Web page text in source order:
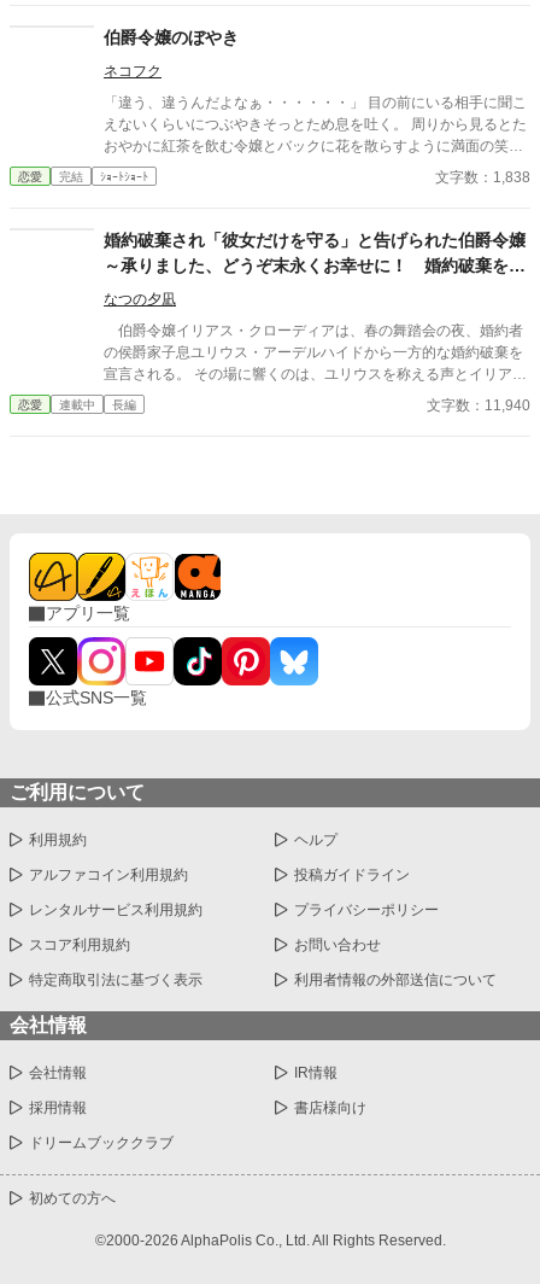
るんですけど。どうしてこうなった。 そんな中とうとうヒロイン
編・番外編完結。小話待ち。
伯爵令嬢のぼやき
ネコフク
「違う、違うんだよなぁ・・・・・・」 目の前にいる相手に聞こ
えないくらいにつぶやきそっとため息を吐く。 周りから見るとた
おやかに紅茶を飲む令嬢とバックに花を散らすように満面の笑み
を浮かべる令息の光景が広がっているが、令嬢の心の中
は・・・・・・ 令嬢が過去に言った言葉が上手く伝わらなかった
恋愛 完結 ｼｮｰﾄｼｮｰﾄ 文字数：1,838
婚約破棄され「彼女だけを守る」と告げられた伯爵令嬢
～承りました、どうぞ末永くお幸せに！ 婚約破棄を止
める？ いえ、お断りいたします！
なつの夕凪
伯爵令嬢イリアス・クローディアは、春の舞踏会の夜、婚約者
の侯爵家子息ユリウス・アーデルハイドから一方的な婚約破棄を
宣言される。 その場に響くのは、ユリウスを称える声とイリアス
を非難する怒号──陰で囁かれる嘘があった。 だが、イリアスは
微笑を崩さず、静かに空気を支配し、したたかな反撃を開始す
恋愛 連載中 長編 文字数：11,940
アプリ一覧
公式SNS一覧
ご利用について
利用規約 ヘルプ
アルファコイン利用規約 投稿ガイドライン
レンタルサービス利用規約 プライバシーポリシー
スコア利用規約 お問い合わせ
特定商取引法に基づく表示 利用者情報の外部送信について
会社情報
会社情報 IR情報
採用情報 書店様向け
ドリームブッククラブ
初めての方へ
©2000-2026 AlphaPolis Co., Ltd. All Rights Reserved.